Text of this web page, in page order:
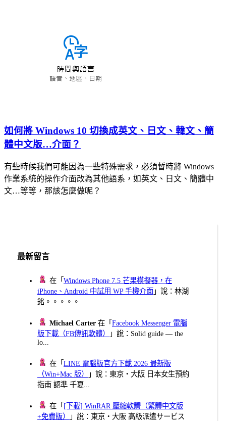
如何將 Windows 10 切換成英文、日文、韓文、簡
體中文版…介面？
有些時候我們可能因為一些特殊需求，必須暫時將 Windows
作業系統的操作介面改為其他語系，如英文、日文、簡體中
文…等等，那該怎麼做呢？
最新留言
在「Windows Phone 7.5 芒果模擬器，在
iPhone、Android 中試用 WP 手機介面 」說：林湖
銘。。。。。
Michael Carter 在「Facebook Messenger 電腦
版下載（FB傳訊軟體）
」說：Solid guide — the
lo...
在「LINE 電腦版官方下載 2026 最新版
（Win+Mac 版）
」說：東京・大阪 日本女生預約
指南 認準 千夏...
在「 [下載] WinRAR 壓縮軟體（繁體中文版
+免費版）
」說：東京・大阪 高級派遣サービス